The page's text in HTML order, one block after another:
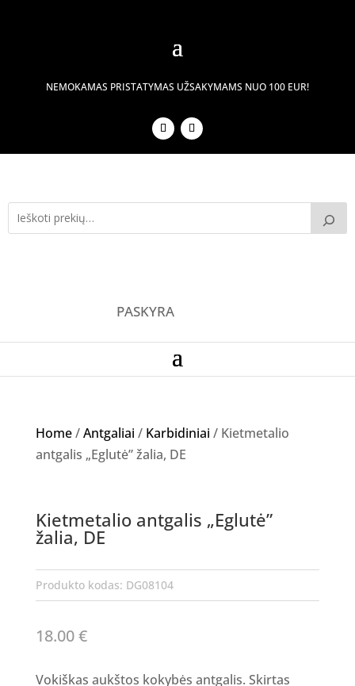
NEMOKAMAS PRISTATYMAS UŽSAKYMAMS NUO 100 EUR!
PASKYRA
Home/Antgaliai / Karbidiniai / Kietmetalio
antgalis „Eglutė” žalia, DE
Kietmetalio antgalis „Eglutė”
žalia, DE
Produkto kodas: DG08104
18.00€
Vokiškas aukštos kokybės antgalis. Skirtas